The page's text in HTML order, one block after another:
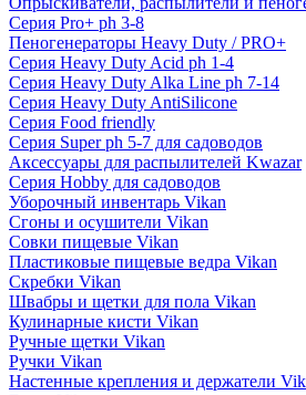
Серия Pro+ ph 3-8
Пеногенераторы Heavy Duty / PRO+
Серия Heavy Duty Acid ph 1-4
Серия Heavy Duty Alka Line ph 7-14
Серия Heavy Duty AntiSilicone
Серия Food friendly
Серия Super ph 5-7 для садоводов
Аксессуары для распылителей Kwazar
Серия Hobby для садоводов
Уборочный инвентарь Vikan
Сгоны и осушители Vikan
Совки пищевые Vikan
Пластиковые пищевые ведра Vikan
Скребки Vikan
Швабры и щетки для пола Vikan
Кулинарные кисти Vikan
Ручные щетки Vikan
Ручки Vikan
Настенные крепления и держатели